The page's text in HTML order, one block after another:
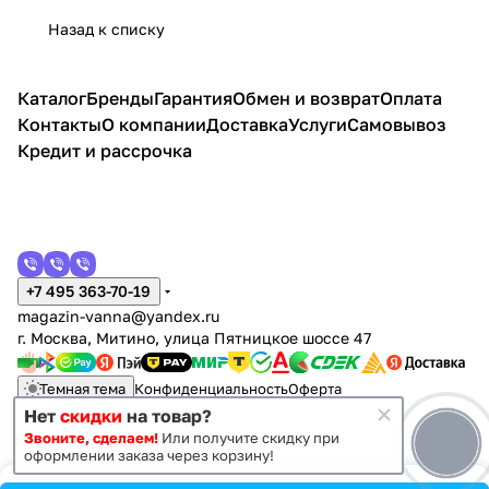
Назад к списку
КаталогБрендыГарантияОбмен и возвратОплата
КонтактыО компанииДоставкаУслугиСамовывоз
Кредит и рассрочка
+7 495 363-70-19
magazin-vanna@yandex.ru
г. Москва, Митино, улица Пятницкое шоссе 47
Темная тема КонфиденциальностьОферта
© 2011 - 2026 Vanna-vanna.ru
Нет скидки на товар?
Звоните, сделаем! Или получите скидку при
оформлении заказа через корзину!